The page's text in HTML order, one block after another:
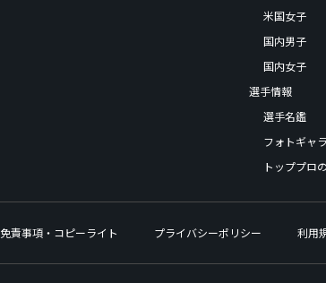
米国女子
国内男子
国内女子
選手情報
選手名鑑
フォトギャ
トッププロ
免責事項・コピーライト プライバシーポリシー 利用